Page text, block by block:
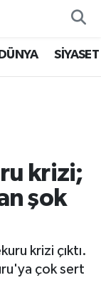
DÜNYA SİYASET
krizi;
şok
krizi çıktı.
çok sert